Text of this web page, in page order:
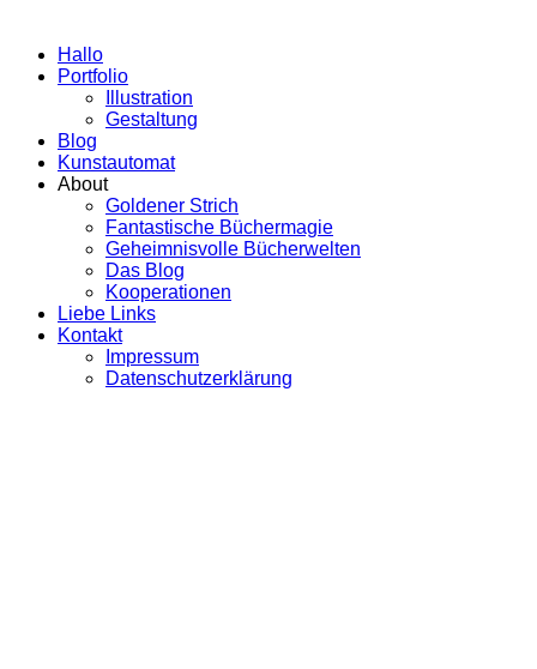
Hallo
Portfolio
Illustration
Gestaltung
Blog
Kunstautomat
About
Goldener Strich
Fantastische Büchermagie
Geheimnisvolle Bücherwelten
Das Blog
Kooperationen
Liebe Links
Kontakt
Impressum
Datenschutzerklärung